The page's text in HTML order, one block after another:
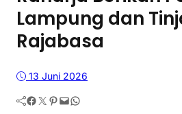
Lampung dan
Rajabasa
13 Juni 2026
Facebook Twitter Pinterest Mail WhatsApp